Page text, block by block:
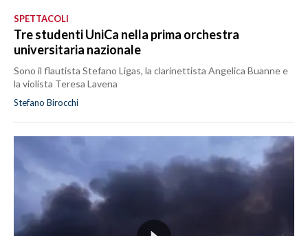
SPETTACOLI
Tre studenti UniCa nella prima orchestra
universitaria nazionale
Sono il flautista Stefano Ligas, la clarinettista Angelica Buanne e
la violista Teresa Lavena
Stefano Birocchi